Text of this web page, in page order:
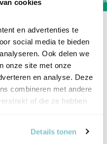
cookies
en advertenties te
social media te bieden
Ook delen we
onze site met onze
en analyse. Deze
combineren met andere
of die ze hebben
Details tonen